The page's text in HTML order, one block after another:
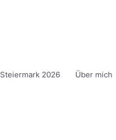
Steiermark 2026 Über mich